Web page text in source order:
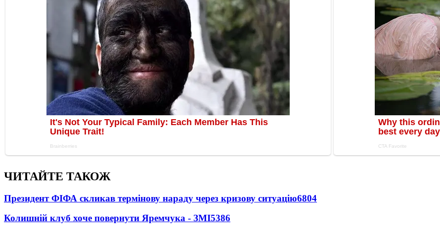
ЧИТАЙТЕ ТАКОЖ
Президент ФІФА скликав термінову нараду через кризову ситуацію6804
Колишній клуб хоче повернути Яремчука - ЗМІ5386